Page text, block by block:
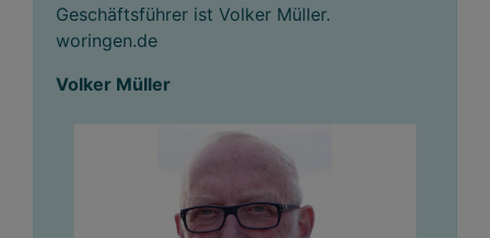
Geschäftsführer ist Volker Müller.
woringen.de
Volker Müller